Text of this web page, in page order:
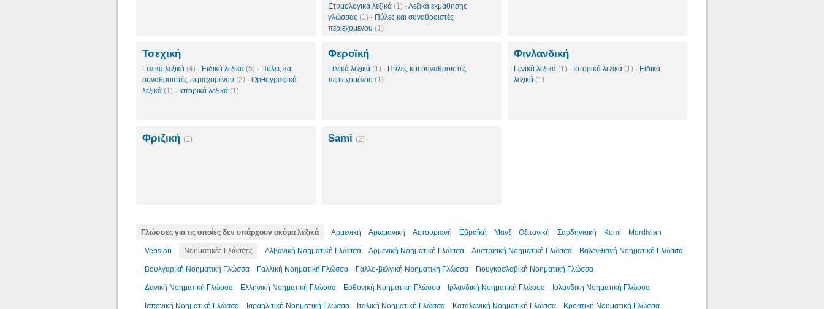
Ετυμολογικά λεξικά (1) · Λεξικά εκμάθησης
γλώσσας (1) · Πύλες και συναθροιστές
περιεχομένου (1)
Τσεχική
Γενικά λεξικά (4) · Ειδικά λεξικά (5) · Πύλες και
συναθροιστές περιεχομένου (2) · Ορθογραφικά
λεξικά (1) · Ιστορικά λεξικά (1)
Φεροϊκή
Γενικά λεξικά (1) · Πύλες και συναθροιστές
περιεχομένου (1)
Φινλανδική
Γενικά λεξικά (1) · Ιστορικά λεξικά (1) · Ειδικά
λεξικά (1)
Φριζική (1) Sami (2)
Γλώσσες για τις οποίες δεν υπάρχουν ακόμα λεξικά Αρμενική Αρωμανική Αστουριανή Εβραϊκή Μανξ Οξιτανική Σαρδηνιακή Komi Mordivian
Vepsian Νοηματικές Γλώσσες Αλβανική Νοηματική Γλώσσα Αρμενική Νοηματική Γλώσσα Αυστριακή Νοηματική Γλώσσα Βαλενθιανή Νοηματική Γλώσσα
Βουλγαρική Νοηματική Γλώσσα Γαλλική Νοηματική Γλώσσα Γαλλο-βελγική Νοηματική Γλώσσα Γιουγκοσλαβική Νοηματική Γλώσσα
Δανική Νοηματική Γλώσσα Ελληνική Νοηματική Γλώσσα Εσθονική Νοηματική Γλώσσα Ιρλανδική Νοηματική Γλώσσα Ισλανδική Νοηματική Γλώσσα
Ισπανική Νοηματική Γλώσσα Ισραηλιτική Νοηματική Γλώσσα Ιταλική Νοηματική Γλώσσα Καταλανική Νοηματική Γλώσσα Κροατική Νοηματική Γλώσσα